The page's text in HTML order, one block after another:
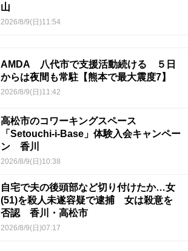
山
2026/8/9(日)11:54
AMDA 八代市で支援活動続ける ５日
からは夜間も常駐【熊本で最大震度7】
2026/8/9(日)11:42
高松市のコワーキングスペース
「Setouchi-i-Base」体験入会キャンペー
ン 香川
2026/8/9(日)10:38
自宅で夫の後頭部など切り付けたか…女
(51)を殺人未遂容疑で逮捕 女は殺意を
否認 香川・高松市
2026/8/9(日)07:17